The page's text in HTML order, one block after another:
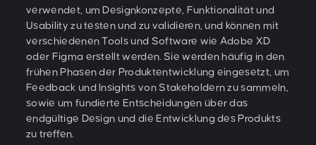
verwendet, um Designkonzepte, Funktionalität und
Usability zu testen und zu validieren, und können mit
verschiedenen Tools und Software wie Adobe XD
oder Figma erstellt werden. Sie werden häufig in den
frühen Phasen der Produktentwicklung eingesetzt, um
Feedback und Insights von Stakeholdern zu sammeln,
sowie um fundierte Entscheidungen über das
endgültige Design und die Entwicklung des Produkts
zu treffen.